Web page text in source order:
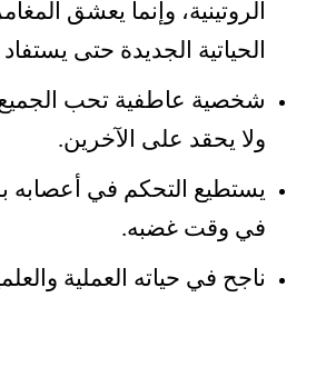
الروتينية، وإنما يعشق
الحياتية الجديدة حتى يستفاد
شخصية عاطفية تحب
ولا يحقد على الآخرين.
يستطيع التحكم في
في وقت غضبه.
ناجح في حياته العملية